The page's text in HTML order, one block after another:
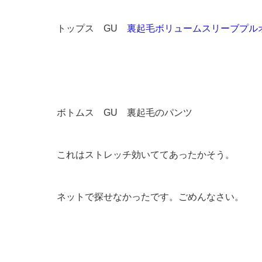
トップス GU 裏起毛ボリュームスリーブプル
ボトムス GU 裏起毛のパンツ
これはストレッチ効いててあったかそう。
ネットで探せなかったです。ごめんなさい。